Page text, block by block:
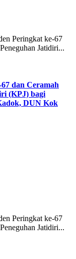
Peringkat ke-67
Jatidiri...
dan Ceramah
(KPJ) bagi
DUN Kok
Peringkat ke-67
Jatidiri...